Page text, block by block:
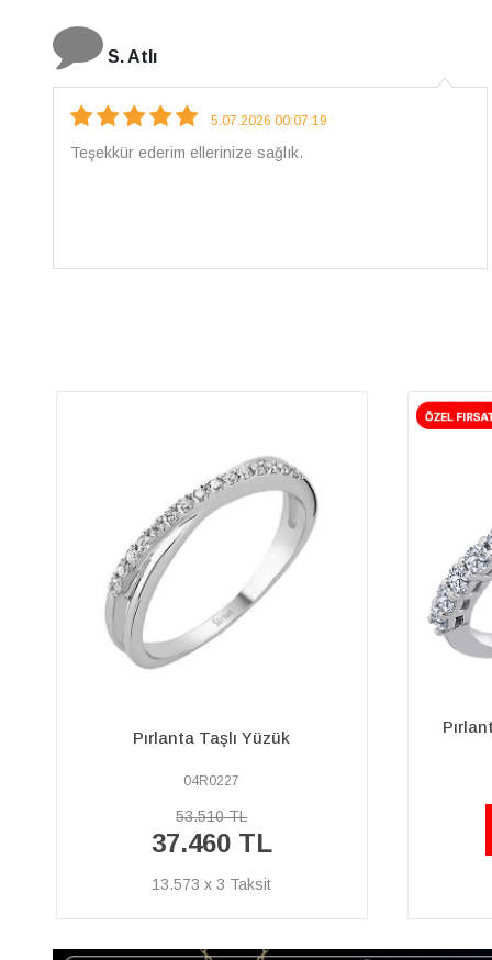
N. Elçi
4.08.2026 16:27:03
Çarpıcı ve olağanüstü bir işçilikle hazırlanmış bir
Pırlanta Aria Quattro Yarım Tur
Yüzük
47R0082
%40
İNDİRİM
51.320 TL
30.790 TL
11.156 x 3